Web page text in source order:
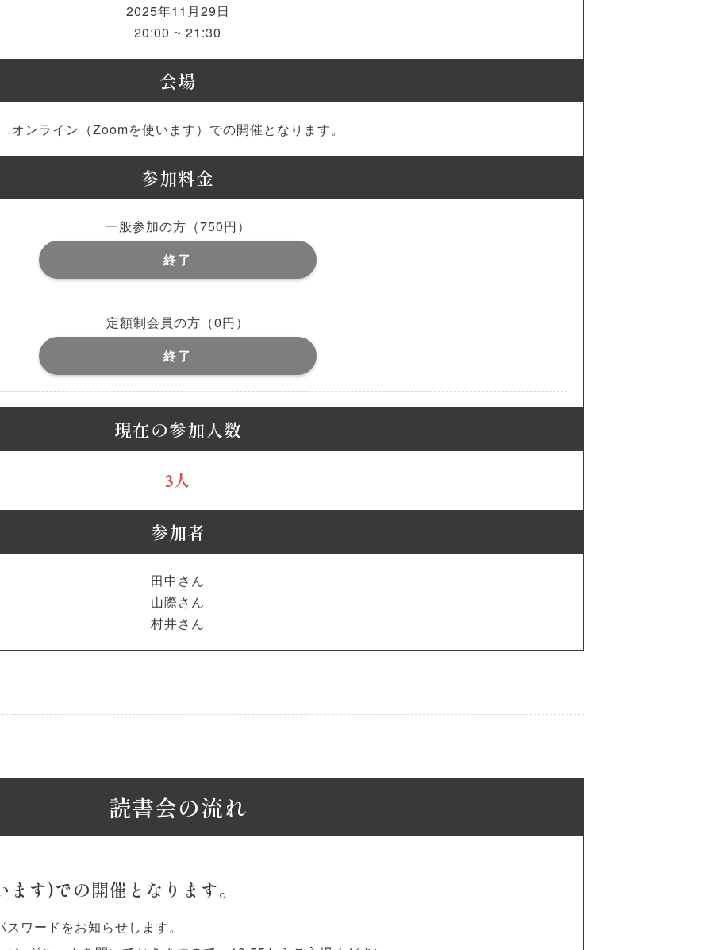
2025年11月29日
20:00 ~ 21:30
会場
オンライン（Zoomを使います）での開催となります。
参加料金
一般参加の方（750円）
終了
定額制会員の方（0円）
終了
現在の参加人数
3人
参加者
田中さん
山際さん
村井さん
読書会の流れ
す)での開催となります。
ワードをお知らせします。